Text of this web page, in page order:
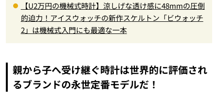
【U2万円の機械式時計】涼しげな透け感に48mmの圧倒
的迫力！アイスウォッチの新作スケルトン「ビウォッチ
2」は機械式入門にも最適な一本
親から子へ受け継ぐ時計は世界的に評価され
るブランドの永世定番モデルだ！